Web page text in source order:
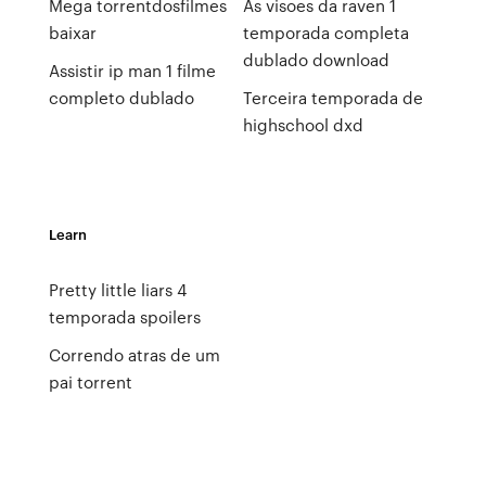
Mega torrentdosfilmes
baixar
Assistir ip man 1 filme
completo dublado
As visoes da raven 1
temporada completa
dublado download
Terceira temporada de
highschool dxd
Learn
Pretty little liars 4
temporada spoilers
Correndo atras de um
pai torrent